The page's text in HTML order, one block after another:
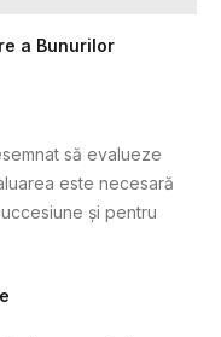
a Bunurilor
să evalueze
este necesară
și pentru